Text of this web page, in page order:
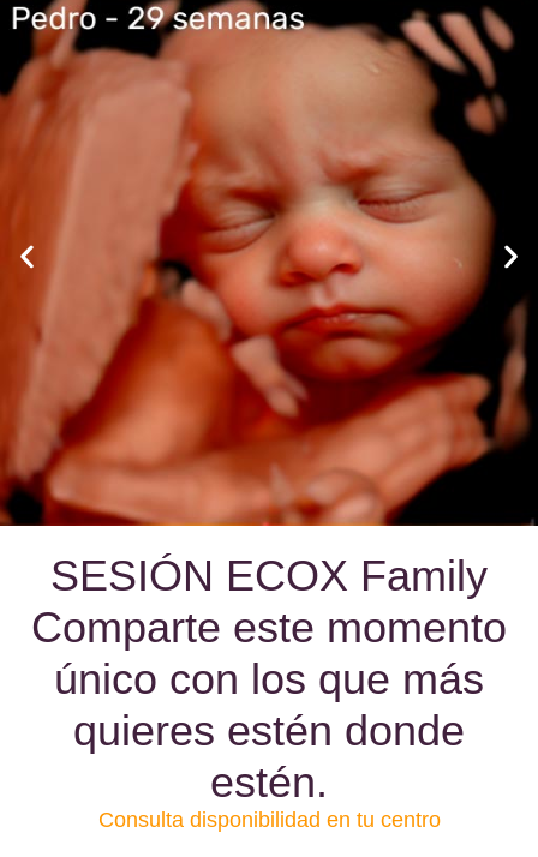
SESIÓN ECOX Family
Comparte este momento
único con los que más
quieres estén donde
estén.
Consulta disponibilidad en tu centro